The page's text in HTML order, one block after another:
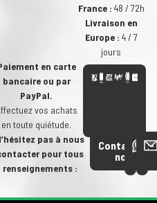
France : 48 / 72h
Livraison en
Europe : 4 / 7
jours
en carte
bancaire ou par
PayPal.
vos achats
en toute quiétude.
pas à nous
pour tous
renseignements :
Contactez-
nous